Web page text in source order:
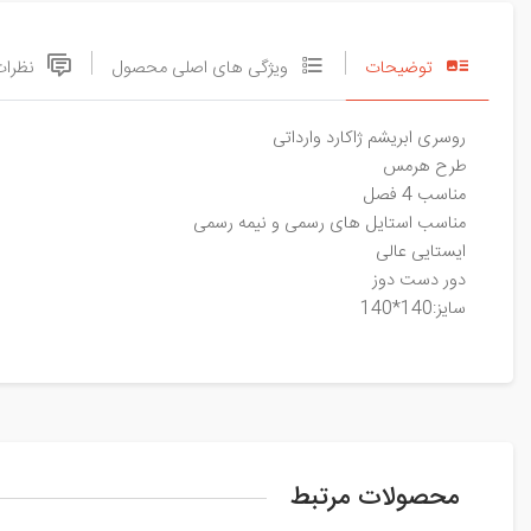
توضیحات ویژگی های اصلی محصول
روسری ابریشم ژاکارد وارداتی
طرح هرمس
مناسب 4 فصل
مناسب استایل های رسمی و نیمه رسمی
ایستایی عالی
دور دست دوز
سایز:140*140
محصولات مرتبط